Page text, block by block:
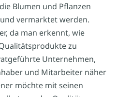
Blumen und Pflanzen
vermarktet werden.
da man erkennt, wie
zu
Unternehmen,
und Mitarbeiter näher
möchte mit seinen